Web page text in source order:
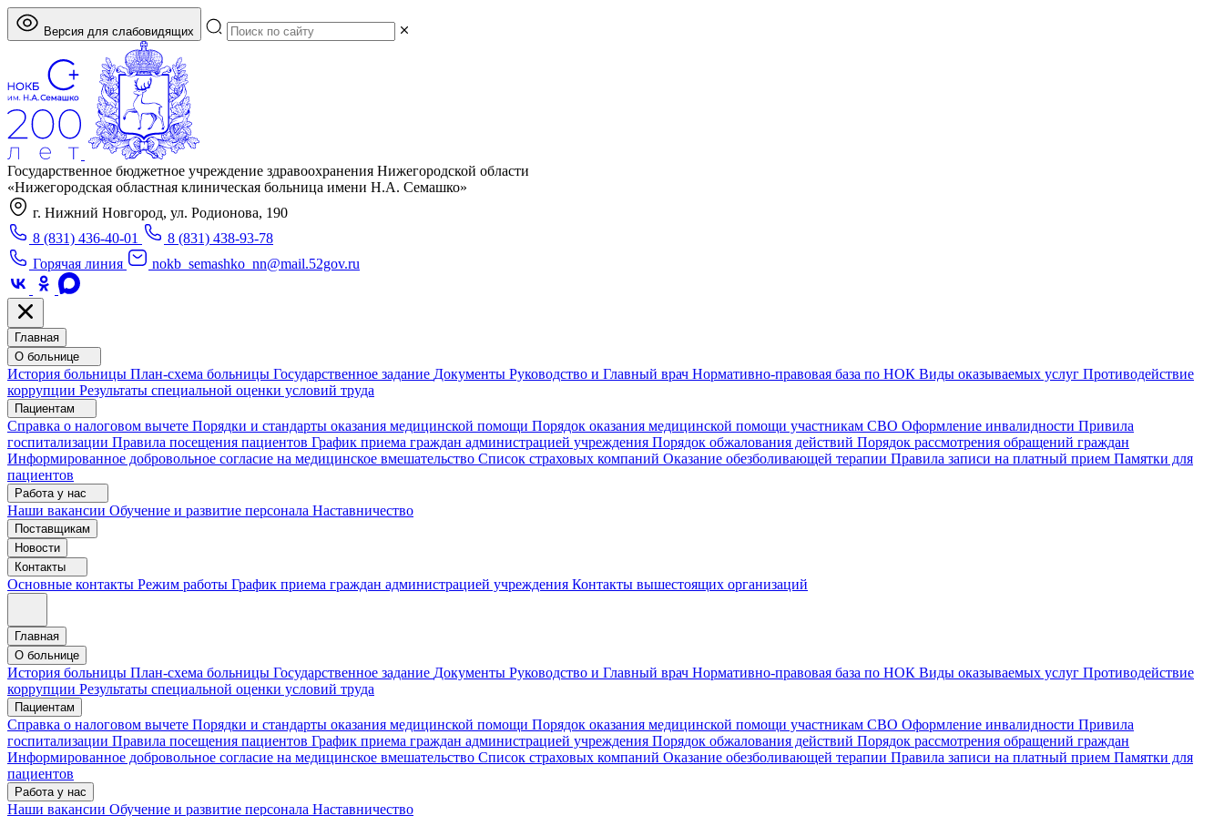
Версия для слабовидящих
Государственное бюджетное учреждение здравоохранения Нижегородской области
«Нижегородская областная клиническая больница имени Н.А. Семашко»
г. Нижний Новгород, ул. Родионова, 190
8 (831) 436-40-01
8 (831) 438-93-78
Горячая линия
nokb_semashko_nn@mail.52gov.ru
Главная
О больнице
История больницы План-схема больницы Государственное задание Документы Руководство и Главный врач Нормативно-правовая база по НОК Виды оказываемых услуг Противодействие
коррупции Результаты специальной оценки условий труда
Пациентам
Справка о налоговом вычете Порядки и стандарты оказания медицинской помощи Порядок оказания медицинской помощи участникам СВО Оформление инвалидности Привила
госпитализации Правила посещения пациентов График приема граждан администрацией учреждения Порядок обжалования действий Порядок рассмотрения обращений граждан
Информированное добровольное согласие на медицинское вмешательство Список страховых компаний Оказание обезболивающей терапии Правила записи на платный прием Памятки для
пациентов
Работа у нас
Наши вакансии Обучение и развитие персонала Наставничество
Поставщикам
Новости
Контакты
Основные контакты Режим работы График приема граждан администрацией учреждения Контакты вышестоящих организаций
Главная
О больнице
История больницы План-схема больницы Государственное задание Документы Руководство и Главный врач Нормативно-правовая база по НОК Виды оказываемых услуг Противодействие
коррупции Результаты специальной оценки условий труда
Пациентам
Справка о налоговом вычете Порядки и стандарты оказания медицинской помощи Порядок оказания медицинской помощи участникам СВО Оформление инвалидности Привила
госпитализации Правила посещения пациентов График приема граждан администрацией учреждения Порядок обжалования действий Порядок рассмотрения обращений граждан
Информированное добровольное согласие на медицинское вмешательство Список страховых компаний Оказание обезболивающей терапии Правила записи на платный прием Памятки для
пациентов
Работа у нас
Наши вакансии Обучение и развитие персонала Наставничество